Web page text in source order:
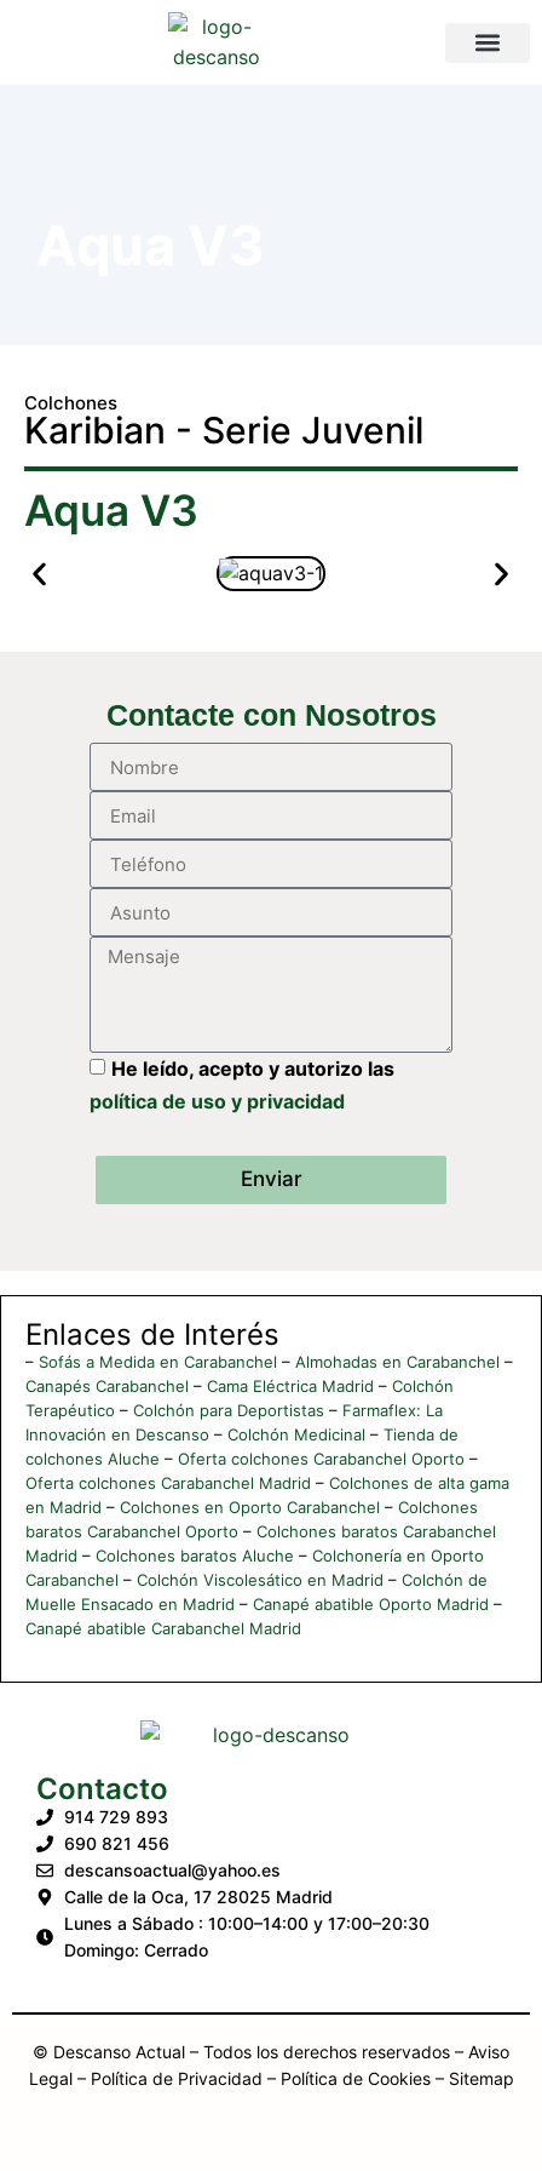
Colchones
Karibian - Serie Juvenil
Aqua V3
Contacte con Nosotros
He leído, acepto y autorizo las
política de uso y privacidad
Enviar
Enlaces de Interés
– Sofás a Medida en Carabanchel – Almohadas en Carabanchel –
Canapés Carabanchel – Cama Eléctrica Madrid – Colchón
Terapéutico – Colchón para Deportistas – Farmaflex: La
Innovación en Descanso – Colchón Medicinal – Tienda de
colchones Aluche – Oferta colchones Carabanchel Oporto –
Oferta colchones Carabanchel Madrid – Colchones de alta gama
en Madrid – Colchones en Oporto Carabanchel – Colchones
baratos Carabanchel Oporto – Colchones baratos Carabanchel
Madrid – Colchones baratos Aluche – Colchonería en Oporto
Carabanchel – Colchón Viscolesático en Madrid – Colchón de
Muelle Ensacado en Madrid – Canapé abatible Oporto Madrid –
Canapé abatible Carabanchel Madrid
Contacto
914 729 893
690 821 456
descansoactual@yahoo.es
Calle de la Oca, 17 28025 Madrid
Lunes a Sábado : 10:00–14:00 y 17:00–20:30
Domingo: Cerrado
© Descanso Actual – Todos los derechos reservados – Aviso
Legal– Política de Privacidad – Política de Cookies– Sitemap